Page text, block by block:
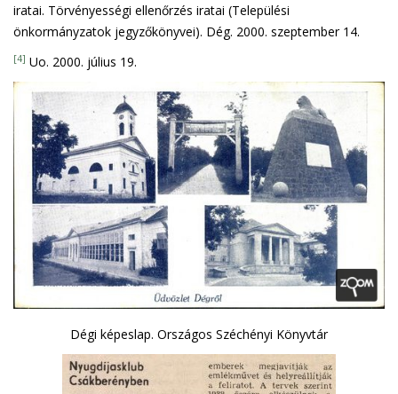
iratai. Törvényességi ellenőrzés iratai (Települési
önkormányzatok jegyzőkönyvei). Dég. 2000. szeptember 14.
[4] Uo. 2000. július 19.
Dégi képeslap. Országos Széchényi Könyvtár